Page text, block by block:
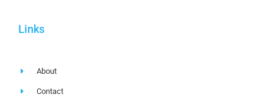
Links
About
Contact